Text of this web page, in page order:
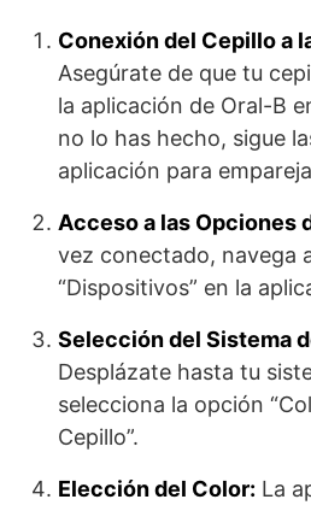
Conexión del Cepillo a
Asegúrate de que tu
la aplicación de Oral-B
no lo has hecho, sigue
aplicación para
Acceso a las Opciones
vez conectado, navega
“Dispositivos” en la
Selección del Sistema
Desplázate hasta tu
selecciona la opción
Cepillo”.
Elección del Color: La